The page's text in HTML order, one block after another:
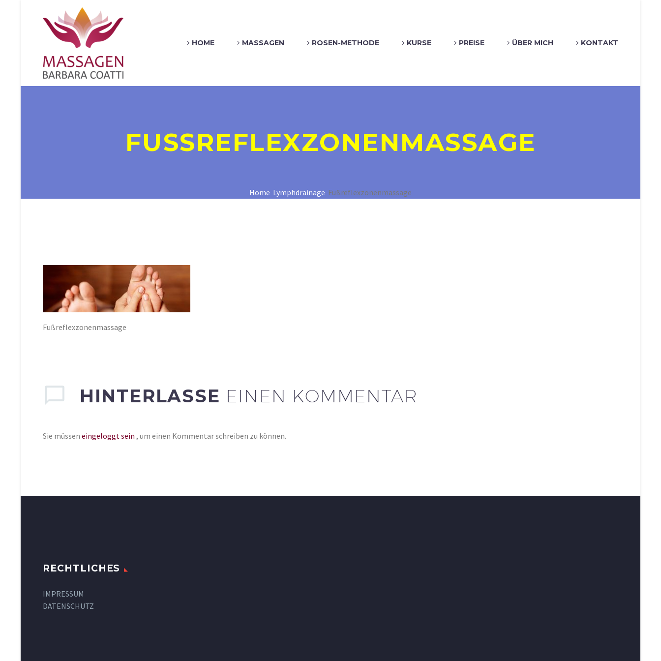
HOME MASSAGEN ROSEN-METHODE KURSE PREISE ÜBER MICH KONTAKT
FUSSREFLEXZONENMASSAGE
Home Lymphdrainage Fußreflexzonenmassage
Fußreflexzonenmassage
HINTERLASSE EINEN KOMMENTAR
Sie müssen eingeloggt sein , um einen Kommentar schreiben zu können.
RECHTLICHES
IMPRESSUM
DATENSCHUTZ